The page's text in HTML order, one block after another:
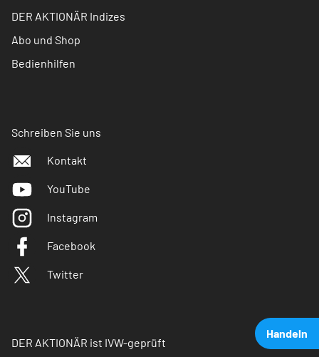
Handeln
DER AKTIONÄR Indizes
Abo und Shop
Bedienhilfen
Schreiben Sie uns
Kontakt
YouTube
Instagram
Facebook
Twitter
DER AKTIONÄR ist IVW-geprüft